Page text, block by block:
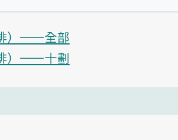
）——全部
）——十劃